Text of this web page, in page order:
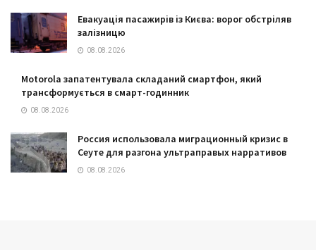
Евакуація пасажирів із Києва: ворог обстріляв
залізницю
08.08.2026
Motorola запатентувала складаний смартфон, який
трансформується в смарт-годинник
08.08.2026
Россия использовала миграционный кризис в
Сеуте для разгона ультраправых нарративов
08.08.2026